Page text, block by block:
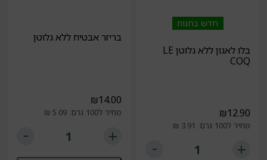
חדש בחנות
בלו לאגון ללא גלוטן LE
COQ
₪12.90
מחיר ל100 גרם: 3.91 ₪
בריזר אבטיח ללא גלוטן
₪14.00
מחיר ל100 גרם: 5.09 ₪